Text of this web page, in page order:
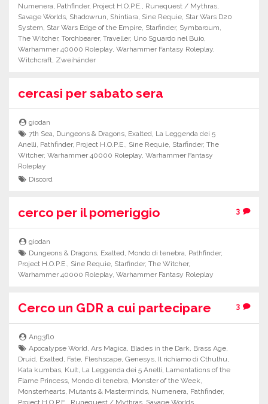
Numenera, Pathfinder, Project H.O.P.E., Runequest / Mythras,
Savage Worlds, Shadowrun, Shintiara, Sine Requie, Star Wars D20
System, Star Wars Edge of the Empire, Starfinder, Symbaroum,
The Witcher, Torchbearer, Traveller, Uno Sguardo nel Buio,
Warhammer 40000 Roleplay, Warhammer Fantasy Roleplay,
Witchcraft, Zweihänder
cercasi per sabato sera
giodan
7th Sea, Dungeons & Dragons, Exalted, La Leggenda dei 5
Anelli, Pathfinder, Project H.O.P.E., Sine Requie, Starfinder, The
Witcher, Warhammer 40000 Roleplay, Warhammer Fantasy
Roleplay
Discord
cerco per il pomeriggio 3
giodan
Dungeons & Dragons, Exalted, Mondo di tenebra, Pathfinder,
Project H.O.P.E., Sine Requie, Starfinder, The Witcher,
Warhammer 40000 Roleplay, Warhammer Fantasy Roleplay
Cerco un GDR a cui partecipare 3
Ang3fl0
Apocalypse World,Ars Magica, Blades in the Dark, Brass Age,
Druid, Exalted, Fate, Fleshscape, Genesys, Il richiamo di Cthulhu,
Kata kumbas, Kult, La Leggenda dei 5 Anelli, Lamentations of the
Flame Princess, Mondo di tenebra, Monster of the Week,
Monsterhearts, Mutants & Masterminds, Numenera, Pathfinder,
Project H.O.P.E.
Runequest / Mythras Savage Worlds